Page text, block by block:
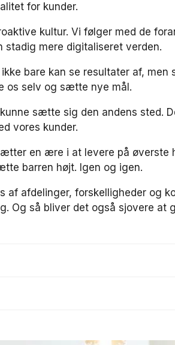
for kunder.
kultur. Vi følger med de
stadig mere digitaliseret verden.
bare kan se resultater af,
os selv og sætte nye mål.
sætte sig den andens sted.
vores kunder.
en ære i at levere på øverste
barren højt. Igen og igen.
af afdelinger, forskelligheder og
Og så bliver det også sjovere at